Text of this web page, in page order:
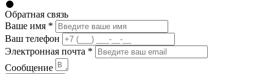
Обратная связь
Ваше имя *
Ваш телефон
Электронная почта *
Сообщение